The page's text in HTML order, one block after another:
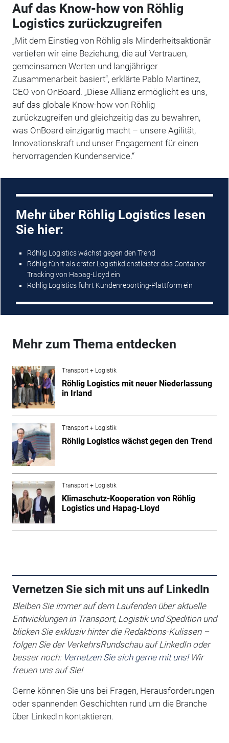
Auf das Know-how von Röhlig
Logistics zurückzugreifen
„Mit dem Einstieg von Röhlig als Minderheitsaktionär
vertiefen wir eine Beziehung, die auf Vertrauen,
gemeinsamen Werten und langjähriger
Zusammenarbeit basiert“, erklärte Pablo Martinez,
CEO von OnBoard. „Diese Allianz ermöglicht es uns,
auf das globale Know-how von Röhlig
zurückzugreifen und gleichzeitig das zu bewahren,
was OnBoard einzigartig macht – unsere Agilität,
Innovationskraft und unser Engagement für einen
hervorragenden Kundenservice.“
Mehr über Röhlig Logistics lesen
Sie hier:
Röhlig Logistics wächst gegen den Trend
Röhlig führt als erster Logistikdienstleister das Container-
Tracking von Hapag-Lloyd ein
Röhlig Logistics führt Kundenreporting-Plattform ein
Mehr zum Thema entdecken
Transport + Logistik
Röhlig Logistics mit neuer Niederlassung
in Irland
Transport + Logistik
Röhlig Logistics wächst gegen den Trend
Transport + Logistik
Klimaschutz-Kooperation von Röhlig
Logistics und Hapag-Lloyd
Vernetzen Sie sich mit uns auf LinkedIn
Bleiben Sie immer auf dem Laufenden über aktuelle
Entwicklungen in Transport, Logistik und Spedition und
blicken Sie exklusiv hinter die Redaktions-Kulissen –
folgen Sie der VerkehrsRundschau auf LinkedIn oder
besser noch: Vernetzen Sie sich gerne mit uns!Wir
freuen uns auf Sie!
Gerne können Sie uns bei Fragen, Herausforderungen
oder spannenden Geschichten rund um die Branche
über LinkedIn kontaktieren.